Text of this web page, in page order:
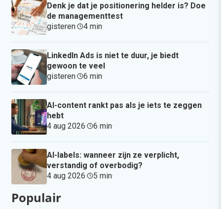
Denk je dat je positionering helder is? Doe
de managementtest
gisteren· 4 min·
LinkedIn Ads is niet te duur, je biedt
gewoon te veel
gisteren· 6 min·
AI-content rankt pas als je iets te zeggen
hebt
4 aug 2026· 6 min·
AI-labels: wanneer zijn ze verplicht,
verstandig of overbodig?
4 aug 2026· 5 min·
Populair